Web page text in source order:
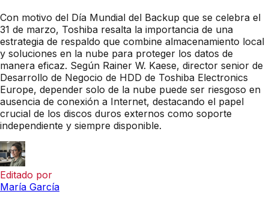
Con motivo del Día Mundial del Backup que se celebra el
31 de marzo, Toshiba resalta la importancia de una
estrategia de respaldo que combine almacenamiento local
y soluciones en la nube para proteger los datos de
manera eficaz. Según Rainer W. Kaese, director senior de
Desarrollo de Negocio de HDD de Toshiba Electronics
Europe, depender solo de la nube puede ser riesgoso en
ausencia de conexión a Internet, destacando el papel
crucial de los discos duros externos como soporte
independiente y siempre disponible.
Editado por
María García